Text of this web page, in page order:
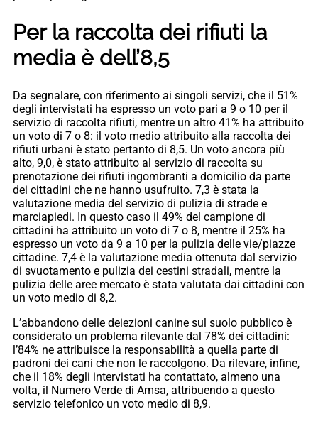
Per la raccolta dei rifiuti la
media è dell’8,5
Da segnalare, con riferimento ai singoli servizi, che il 51%
degli intervistati ha espresso un voto pari a 9 o 10 per il
servizio di raccolta rifiuti, mentre un altro 41% ha attribuito
un voto di 7 o 8: il voto medio attribuito alla raccolta dei
rifiuti urbani è stato pertanto di 8,5. Un voto ancora più
alto, 9,0, è stato attribuito al servizio di raccolta su
prenotazione dei rifiuti ingombranti a domicilio da parte
dei cittadini che ne hanno usufruito. 7,3 è stata la
valutazione media del servizio di pulizia di strade e
marciapiedi. In questo caso il 49% del campione di
cittadini ha attribuito un voto di 7 o 8, mentre il 25% ha
espresso un voto da 9 a 10 per la pulizia delle vie/piazze
cittadine. 7,4 è la valutazione media ottenuta dal servizio
di svuotamento e pulizia dei cestini stradali, mentre la
pulizia delle aree mercato è stata valutata dai cittadini con
un voto medio di 8,2.
L’abbandono delle deiezioni canine sul suolo pubblico è
considerato un problema rilevante dal 78% dei cittadini:
l’84% ne attribuisce la responsabilità a quella parte di
padroni dei cani che non le raccolgono. Da rilevare, infine,
che il 18% degli intervistati ha contattato, almeno una
volta, il Numero Verde di Amsa, attribuendo a questo
servizio telefonico un voto medio di 8,9.